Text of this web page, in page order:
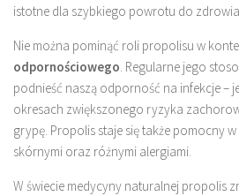
istotne dla szybkiego powrotu do
Nie można pominąć roli propolisu w
odpornościowego. Regularne jego
podnieść naszą odporność na infekcje –
okresach zwiększonego ryzyka
grypę. Propolis staje się także pomocny
skórnymi oraz różnymi alergiami.
W świecie medycyny naturalnej propolis